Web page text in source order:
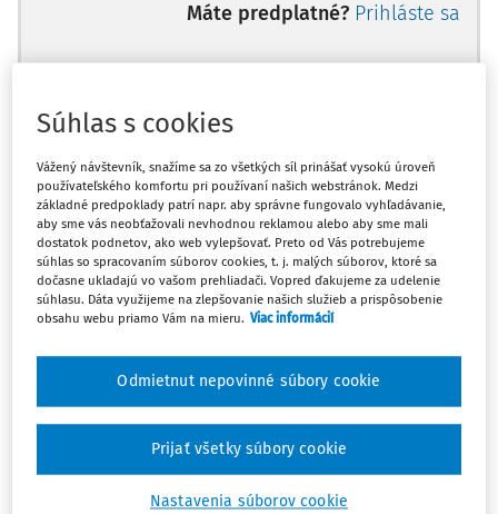
Máte predplatné? Prihláste sa
Ups, zatiaľ ste si prečítali len
začiatok...
Celý odborný obsah z tejto oblasti je
dostupný predplatiteľom portálu.
obsahu a získajte prístup na 10 dní
zdarma, stačí sa len zaregistrovať.
Vďaka registrácii získate prístup aj k
vybranému obsahu:
Súhlas s cookies
Vážený návštevník, snažíme sa zo všetkých síl prinášať vysokú úroveň
používateľského komfortu pri používaní našich webstránok. Medzi
základné predpoklady patrí napr. aby správne fungovalo vyhľadávanie,
aby sme vás neobťažovali nevhodnou reklamou alebo aby sme mali
dostatok podnetov, ako web vylepšovať. Preto od Vás potrebujeme
súhlas so spracovaním súborov cookies, t. j. malých súborov, ktoré sa
dočasne ukladajú vo vašom prehliadači. Vopred ďakujeme za udelenie
súhlasu. Dáta využijeme na zlepšovanie našich služieb a prispôsobenie
obsahu webu priamo Vám na mieru. Viac informácií
Nastavenia súborov cookie
Odmietnut nepovinné súbory cookie
Prijať všetky súbory cookie